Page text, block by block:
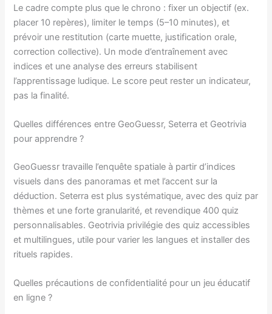
Le cadre compte plus que le chrono : fixer un objectif (ex.
placer 10 repères), limiter le temps (5–10 minutes), et
prévoir une restitution (carte muette, justification orale,
correction collective). Un mode d’entraînement avec
indices et une analyse des erreurs stabilisent
l’apprentissage ludique. Le score peut rester un indicateur,
pas la finalité.
Quelles différences entre GeoGuessr, Seterra et Geotrivia
pour apprendre ?
GeoGuessr travaille l’enquête spatiale à partir d’indices
visuels dans des panoramas et met l’accent sur la
déduction. Seterra est plus systématique, avec des quiz par
thèmes et une forte granularité, et revendique 400 quiz
personnalisables. Geotrivia privilégie des quiz accessibles
et multilingues, utile pour varier les langues et installer des
rituels rapides.
Quelles précautions de confidentialité pour un jeu éducatif
en ligne ?